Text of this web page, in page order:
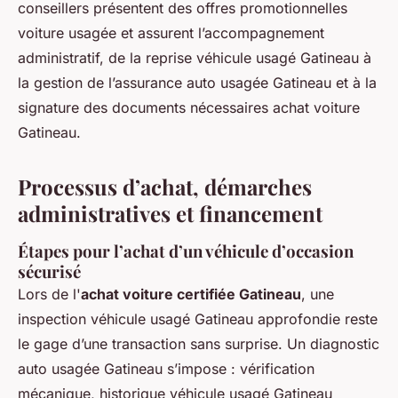
conseillers présentent des offres promotionnelles
voiture usagée et assurent l’accompagnement
administratif, de la reprise véhicule usagé Gatineau à
la gestion de l’assurance auto usagée Gatineau et à la
signature des documents nécessaires achat voiture
Gatineau.
Processus d’achat, démarches
administratives et financement
Étapes pour l’achat d’un véhicule d’occasion
sécurisé
Lors de l'achat voiture certifiée Gatineau, une
inspection véhicule usagé Gatineau approfondie reste
le gage d’une transaction sans surprise. Un diagnostic
auto usagée Gatineau s’impose : vérification
mécanique, historique véhicule usagé Gatineau